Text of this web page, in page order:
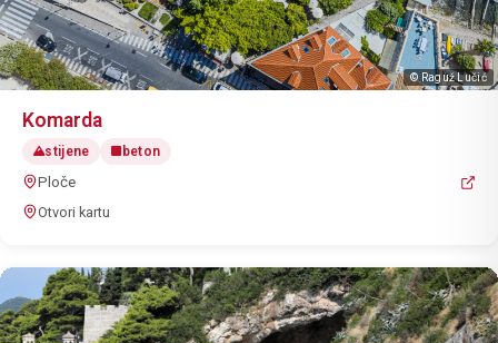
© Raguž Lučić
Komarda
stijene beton
Ploče
Otvori kartu